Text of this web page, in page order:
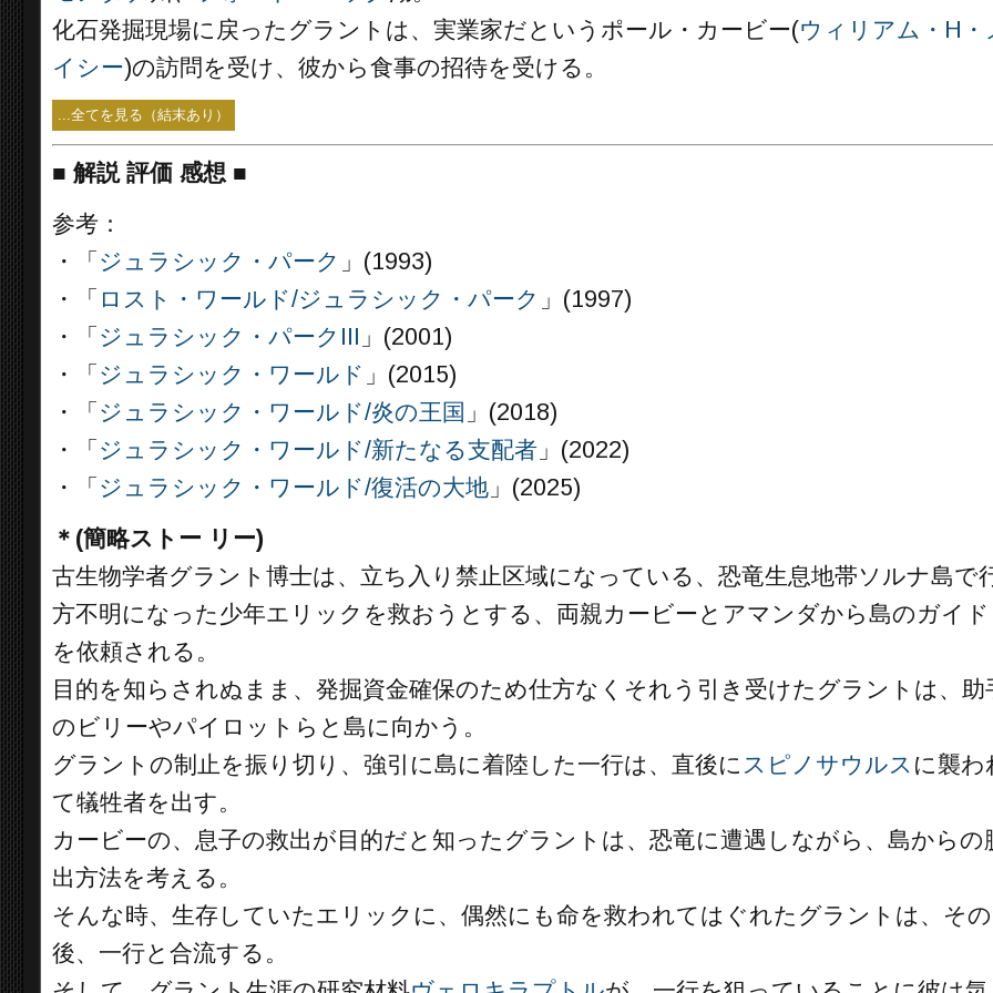
化石発掘現場に戻ったグラントは、実業家だというポール・カービー(ウィリアム・H・
イシー)の訪問を受け、彼から食事の招待を受ける。
...全てを見る（結末あり）
■ 解説 評価 感想 ■
参考：
・「 ジュラシック・パーク 」(1993)
・「 ロスト・ワールド/ジュラシック・パーク 」(1997)
・「 ジュラシック・パークIII 」(2001)
・「 ジュラシック・ワールド 」(2015)
・「 ジュラシック・ワールド/炎の王国 」(2018)
・「 ジュラシック・ワールド/新たなる支配者 」(2022)
・「 ジュラシック・ワールド/復活の大地 」(2025)
＊(簡略ストー リー)
古生物学者グラント博士は、立ち入り禁止区域になっている、恐竜生息地帯ソルナ島で
方不明になった少年エリックを救おうとする、両親カービーとアマンダから島のガイド
を依頼される。
目的を知らされぬまま、発掘資金確保のため仕方なくそれう引き受けたグラントは、助
のビリーやパイロットらと島に向かう。
グラントの制止を振り切り、強引に島に着陸した一行は、直後にスピノサウルス に襲わ
て犠牲者を出す。
カービーの、息子の救出が目的だと知ったグラントは、恐竜に遭遇しながら、島からの
出方法を考える。
そんな時、生存していたエリックに、偶然にも命を救われてはぐれたグラントは、その
後、一行と合流する。